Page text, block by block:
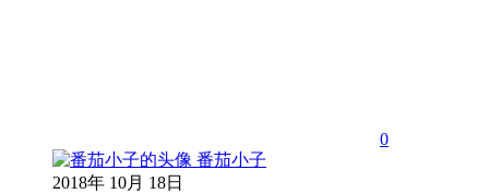
0
番茄小子
2018年 10月 18日